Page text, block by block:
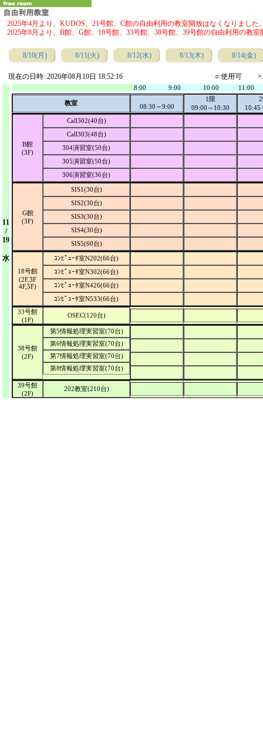
2025年4月より、KUDOS、21号館、C館の自由利用の教室開放はなくなりました
2025年8月より、B館、G館、18号館、33号館、38号館、39号館の自由利用の教
8/10(月) 8/11(火) 8/12(水) 8/13(木) 8/14(金)
現在の日時: 2026年08月10日 18:52:16 ○:使用可
11
/
19
水
8:00 9:00 10:00 11:00
教室 08:30～9:00
1限
09:00～10:30
10:45
B館
(3F)
Call302(40台)
Call303(48台)
304演習室(50台)
305演習室(50台)
306演習室(36台)
G館
(3F)
SIS1(30台)
SIS2(30台)
SIS3(30台)
SIS4(30台)
SIS5(60台)
18号館
(2F,3F
4F,5F)
ｺﾝﾋﾟｭｰﾀ室N202(66台)
ｺﾝﾋﾟｭｰﾀ室N302(66台)
ｺﾝﾋﾟｭｰﾀ室N426(66台)
ｺﾝﾋﾟｭｰﾀ室N533(66台)
33号館
(1F)
OSEC(120台)
38号館
(2F)
第5情報処理実習室(70台)
第6情報処理実習室(70台)
第7情報処理実習室(70台)
第8情報処理実習室(70台)
39号館
(2F)
202教室(210台)